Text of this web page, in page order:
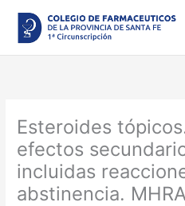
contenido
Esteroides
efectos
incluidas
abstinencia. MHRA